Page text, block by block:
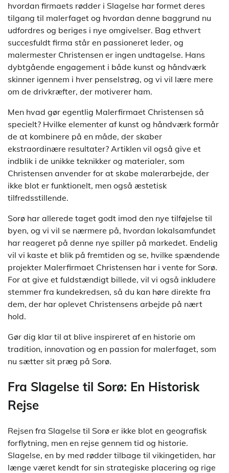
hvordan firmaets rødder i Slagelse har formet deres
tilgang til malerfaget og hvordan denne baggrund nu
udfordres og beriges i nye omgivelser. Bag ethvert
succesfuldt firma står en passioneret leder, og
malermester Christensen er ingen undtagelse. Hans
dybtgående engagement i både kunst og håndværk
skinner igennem i hver penselstrøg, og vi vil lære mere
om de drivkræfter, der motiverer ham.
Men hvad gør egentlig Malerfirmaet Christensen så
specielt? Hvilke elementer af kunst og håndværk formår
de at kombinere på en måde, der skaber
ekstraordinære resultater? Artiklen vil også give et
indblik i de unikke teknikker og materialer, som
Christensen anvender for at skabe malerarbejde, der
ikke blot er funktionelt, men også æstetisk
tilfredsstillende.
Sorø har allerede taget godt imod den nye tilføjelse til
byen, og vi vil se nærmere på, hvordan lokalsamfundet
har reageret på denne nye spiller på markedet. Endelig
vil vi kaste et blik på fremtiden og se, hvilke spændende
projekter Malerfirmaet Christensen har i vente for Sorø.
For at give et fuldstændigt billede, vil vi også inkludere
stemmer fra kundekredsen, så du kan høre direkte fra
dem, der har oplevet Christensens arbejde på nært
hold.
Gør dig klar til at blive inspireret af en historie om
tradition, innovation og en passion for malerfaget, som
nu sætter sit præg på Sorø.
Fra Slagelse til Sorø: En Historisk
Rejse
Rejsen fra Slagelse til Sorø er ikke blot en geografisk
forflytning, men en rejse gennem tid og historie.
Slagelse, en by med rødder tilbage til vikingetiden, har
længe været kendt for sin strategiske placering og rige